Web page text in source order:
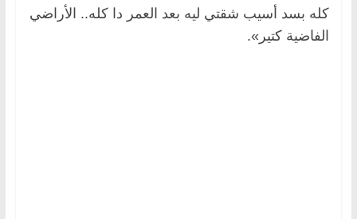
كله بسد أسيب شقتي ليه بعد العمر دا كله.. الأراضي
الفاضية كتير».